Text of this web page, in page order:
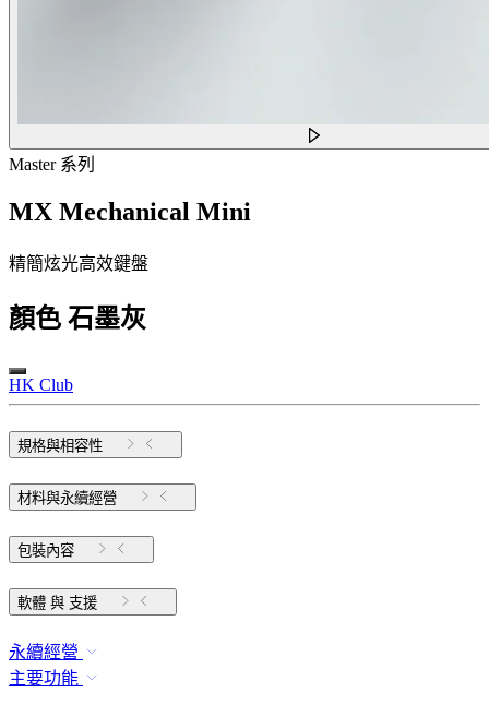
Master 系列
MX Mechanical Mini
精簡炫光高效鍵盤
顏色 石墨灰
HK Club
規格與相容性
材料與永續經營
包裝內容
軟體 與 支援
永續經營
主要功能